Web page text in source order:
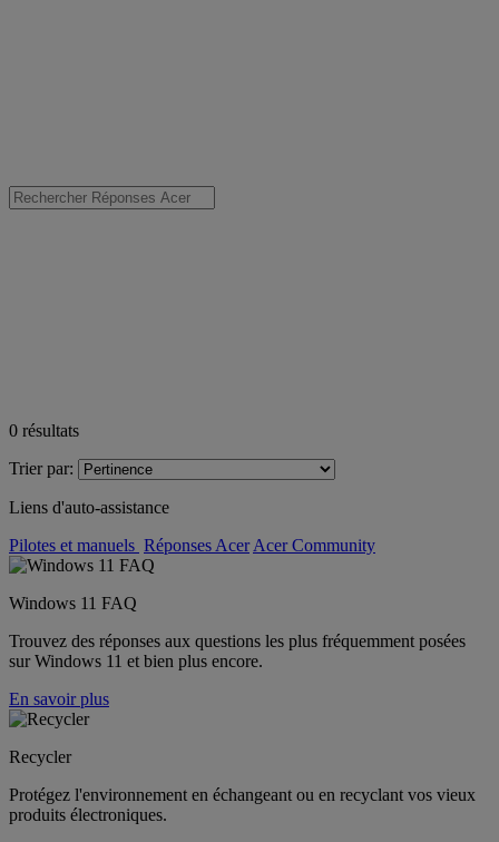
0 résultats
Trier par:
Liens d'auto-assistance
Pilotes et manuels Réponses Acer Acer Community
Windows 11 FAQ
Trouvez des réponses aux questions les plus fréquemment posées
sur Windows 11 et bien plus encore.
En savoir plus
Recycler
Protégez l'environnement en échangeant ou en recyclant vos vieux
produits électroniques.